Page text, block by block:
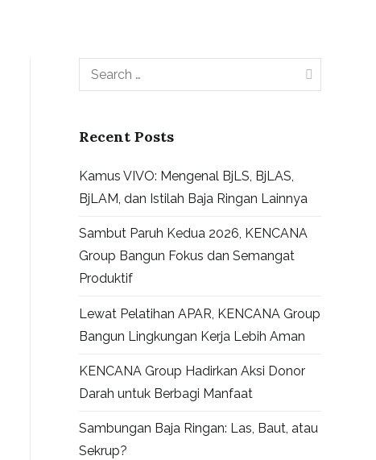
Recent Posts
Kamus VIVO: Mengenal BjLS, BjLAS,
BjLAM, dan Istilah Baja Ringan Lainnya
Sambut Paruh Kedua 2026, KENCANA
Group Bangun Fokus dan Semangat
Produktif
Lewat Pelatihan APAR, KENCANA Group
Bangun Lingkungan Kerja Lebih Aman
KENCANA Group Hadirkan Aksi Donor
Darah untuk Berbagi Manfaat
Sambungan Baja Ringan: Las, Baut, atau
Sekrup?